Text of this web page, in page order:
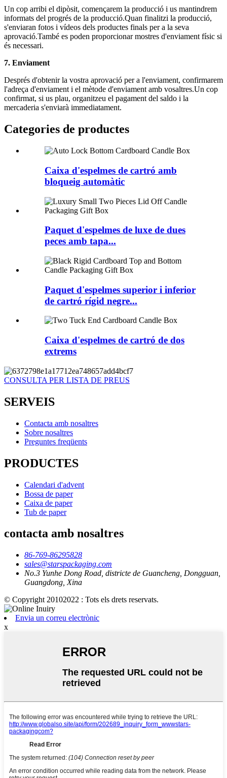
Un cop arribi el dipòsit, començarem la producció i us mantindrem
informats del progrés de la producció.Quan finalitzi la producció,
s'enviaran fotos i vídeos dels productes finals per a la seva
aprovació.També es poden proporcionar mostres d'enviament físic si
és necessari.
7. Enviament
Després d'obtenir la vostra aprovació per a l'enviament, confirmarem
l'adreça d'enviament i el mètode d'enviament amb vosaltres.Un cop
confirmat, si us plau, organitzeu el pagament del saldo i la
mercaderia s'enviarà immediatament.
Categories de productes
Caixa d'espelmes de cartró amb
bloqueig automàtic
Paquet d'espelmes de luxe de dues
peces amb tapa...
Paquet d'espelmes superior i inferior
de cartró rígid negre...
Caixa d'espelmes de cartró de dos
extrems
CONSULTA PER LISTA DE PREUS
SERVEIS
Contacta amb nosaltres
Sobre nosaltres
Preguntes freqüents
PRODUCTES
Calendari d'advent
Bossa de paper
Caixa de paper
Tub de paper
contacta amb nosaltres
86-769-86295828
sales@starspackaging.com
No.3 Yunhe Dong Road, districte de Guancheng, Dongguan,
Guangdong, Xina
© Copyright 20102022 : Tots els drets reservats.
Envia un correu electrònic
x